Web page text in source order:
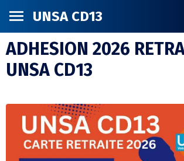
UNSA CD13
ADHESION 2026
UNSA CD13